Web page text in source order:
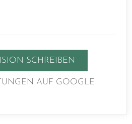
SCHREIBEN
AUF GOOGLE